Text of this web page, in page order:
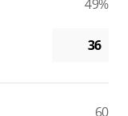
49%
60